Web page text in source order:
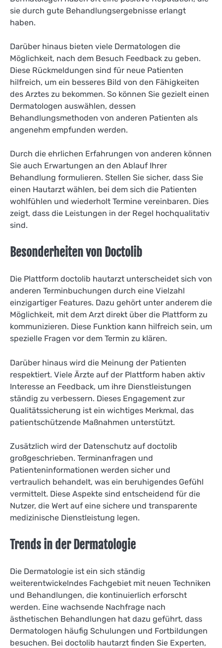
sie durch gute Behandlungsergebnisse erlangt
haben.
Darüber hinaus bieten viele Dermatologen die
Möglichkeit, nach dem Besuch Feedback zu geben.
Diese Rückmeldungen sind für neue Patienten
hilfreich, um ein besseres Bild von den Fähigkeiten
des Arztes zu bekommen. So können Sie gezielt einen
Dermatologen auswählen, dessen
Behandlungsmethoden von anderen Patienten als
angenehm empfunden werden.
Durch die ehrlichen Erfahrungen von anderen können
Sie auch Erwartungen an den Ablauf Ihrer
Behandlung formulieren. Stellen Sie sicher, dass Sie
einen Hautarzt wählen, bei dem sich die Patienten
wohlfühlen und wiederholt Termine vereinbaren. Dies
zeigt, dass die Leistungen in der Regel hochqualitativ
sind.
Besonderheiten von Doctolib
Die Plattform doctolib hautarzt unterscheidet sich von
anderen Terminbuchungen durch eine Vielzahl
einzigartiger Features. Dazu gehört unter anderem die
Möglichkeit, mit dem Arzt direkt über die Plattform zu
kommunizieren. Diese Funktion kann hilfreich sein, um
spezielle Fragen vor dem Termin zu klären.
Darüber hinaus wird die Meinung der Patienten
respektiert. Viele Ärzte auf der Plattform haben aktiv
Interesse an Feedback, um ihre Dienstleistungen
ständig zu verbessern. Dieses Engagement zur
Qualitätssicherung ist ein wichtiges Merkmal, das
patientschützende Maßnahmen unterstützt.
Zusätzlich wird der Datenschutz auf doctolib
großgeschrieben. Terminanfragen und
Patienteninformationen werden sicher und
vertraulich behandelt, was ein beruhigendes Gefühl
vermittelt. Diese Aspekte sind entscheidend für die
Nutzer, die Wert auf eine sichere und transparente
medizinische Dienstleistung legen.
Trends in der Dermatologie
Die Dermatologie ist ein sich ständig
weiterentwickelndes Fachgebiet mit neuen Techniken
und Behandlungen, die kontinuierlich erforscht
werden. Eine wachsende Nachfrage nach
ästhetischen Behandlungen hat dazu geführt, dass
Dermatologen häufig Schulungen und Fortbildungen
besuchen. Bei doctolib hautarzt finden Sie Experten,